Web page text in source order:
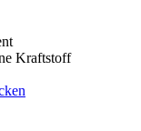
Kraftstoff